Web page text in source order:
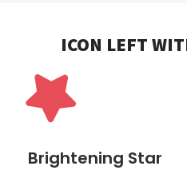
ICON LEFT
Brightening Star